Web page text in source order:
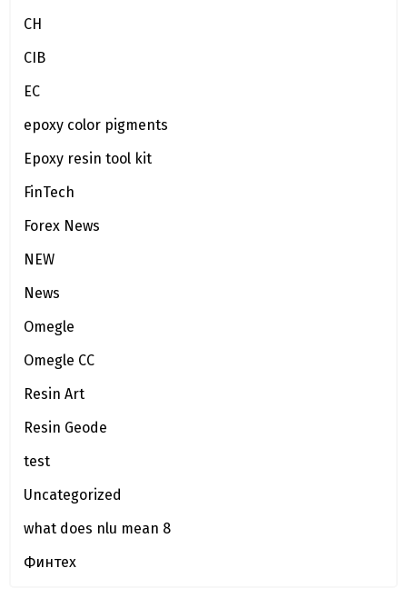
CH
CIB
EC
epoxy color pigments
Epoxy resin tool kit
FinTech
Forex News
NEW
News
Omegle
Omegle CC
Resin Art
Resin Geode
test
Uncategorized
what does nlu mean 8
Финтех